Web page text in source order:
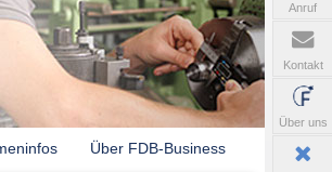
Über FDB-Business
Anruf
Kontakt
Über uns